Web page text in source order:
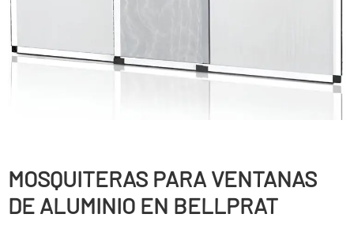
MOSQUITERAS PARA VENTANAS
DE ALUMINIO EN BELLPRAT